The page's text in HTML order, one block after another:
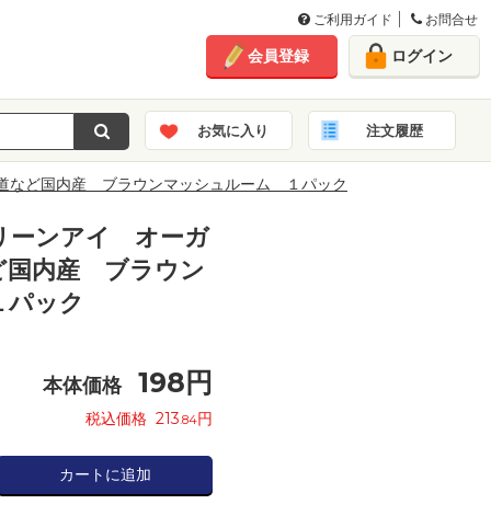
ご利用ガイド お問合せ
会員登録 ログイン
お気に入り 注文履歴
ど国内産 ブラウンマッシュルーム １パック
ーンアイ オーガ
内産 ブラウン
ック
本体価格 198 円
税込価格 213.84円
カートに追加